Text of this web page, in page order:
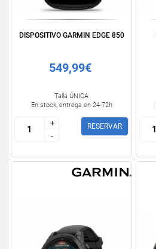
DISPOSITIVO GARMIN EDGE 850
549,99€
Talla ÚNICA
En stock, entrega en 24-72h
+
-
+
-
RESERVAR